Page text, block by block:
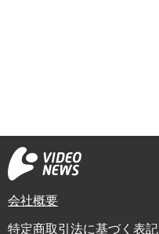
会社概要
特定商取引法に基づく表記